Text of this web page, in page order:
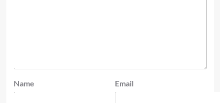
Name Email